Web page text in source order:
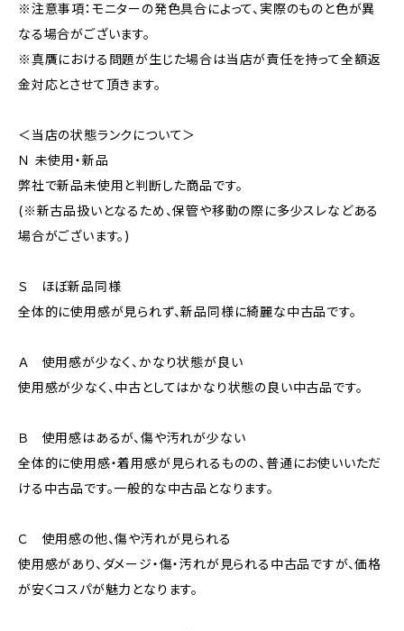
※注意事項：モニターの発色具合によって、実際のものと色が異
なる場合がございます。
※真贋における問題が生じた場合は当店が責任を持って全額返
金対応とさせて頂きます。
＜当店の状態ランクについて＞
Ｎ 未使用・新品
弊社で新品未使用と判断した商品です。
(※新古品扱いとなるため、保管や移動の際に多少スレなどある
場合がございます。)
Ｓ ほぼ新品同様
全体的に使用感が見られず、新品同様に綺麗な中古品です。
Ａ 使用感が少なく、かなり状態が良い
使用感が少なく、中古としてはかなり状態の良い中古品です。
Ｂ 使用感はあるが、傷や汚れが少ない
全体的に使用感・着用感が見られるものの、普通にお使いいただ
ける中古品です。一般的な中古品となります。
Ｃ 使用感の他、傷や汚れが見られる
使用感があり、ダメージ・傷・汚れが見られる中古品ですが、価格
が安くコスパが魅力となります。